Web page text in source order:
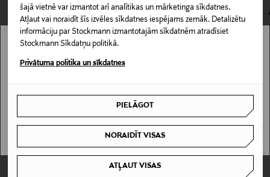
šajā vietnē var izmantot arī analītikas un mārketinga sīkdatnes.
Atļaut vai noraidīt šīs izvēles sīkdatnes iespējams zemāk. Detalizētu
informāciju par Stockmann izmantotajām sīkdatnēm atradīsiet
Stockmann Sīkdatņu politikā.
Privātuma politika un sīkdatnes
PIELĀGOT
NORAIDĪT VISAS
ATĻAUT VISAS
63% kokvilna, 33% poliamīds, 4% elastāns
Kopšanas instrukcijas
70 WHITE
Ražotājvalsts
EWERS
LINDEX
Zeķes 5 pāru komplekts
Stockmann nav pieejams tavā valstī.
I UNDERSTAND